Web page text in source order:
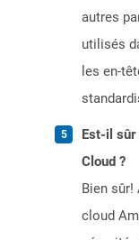
autres
utilisés
les en-
Est-il sûr
Cloud ?
Bien
cloud